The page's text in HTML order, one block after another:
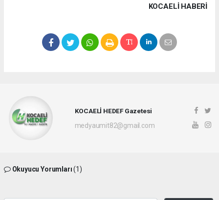
KOCAELI HABERİ
KOCAELİ HEDEF Gazetesi
medyaumit82@gmail.com
Okuyucu Yorumları(1)